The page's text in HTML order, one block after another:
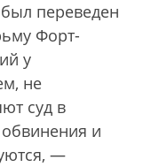
переведен
Форт-
у
не
суд в
и
—